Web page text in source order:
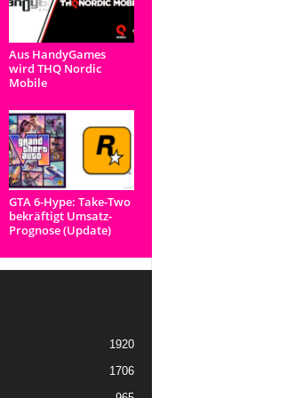
Aus HandyGames
wird THQ Nordic
Mobile
GTA 6-Hype: Take-Two
bekräftigt Umsatz-
Prognose (Update)
1920
1706